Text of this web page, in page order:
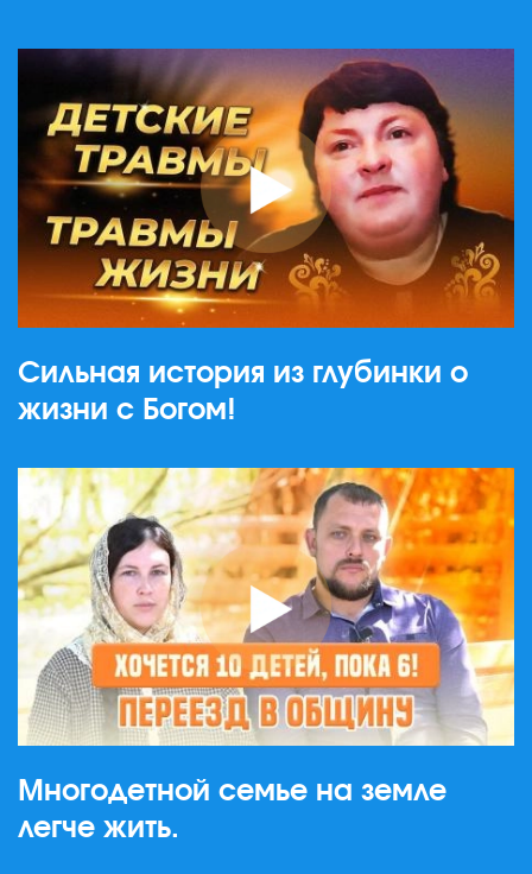
Сильная история из глубинки о
жизни с Богом!
Многодетной семье на земле
легче жить.